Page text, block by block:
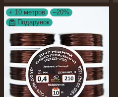
+ 10 метров
–20%
Подарунок